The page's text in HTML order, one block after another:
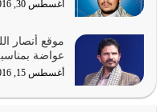
يوليو 31, 2026
أولياء الشيطان كلما كانوا
أكثر ضعفاً
يوليو 30, 2026
أغسطس 30, 2016
موقع أنصار
عواضة
أغسطس 15, 2016